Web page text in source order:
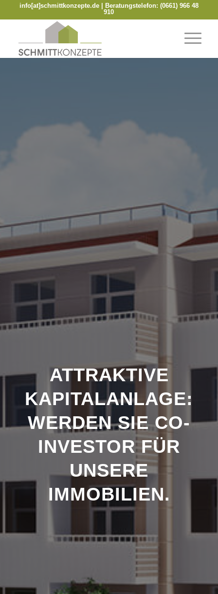
info[at]schmittkonzepte.de| Beratungstelefon: (0661) 966 48
910
ATTRAKTIVE
KAPITALANLAGE:
WERDEN SIE CO-
INVESTOR FÜR
UNSERE
IMMOBILIEN.